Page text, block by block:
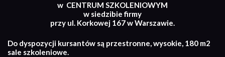
w CENTRUM SZKOLENIOWYM
w siedzibie firmy
przy ul. Korkowej 167 w Warszawie.
Do dyspozycji kursantów są przestronne, wysokie, 180 m2
sale szkoleniowe.